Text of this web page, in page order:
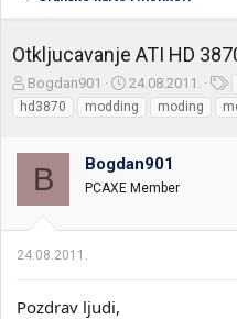
Otkljucavanje ATI HD
Z
a
č
e
Bogdan901
D
a
t
m
p
24.08.2011.
z
n
hd3870
modding moding
B Bogdan901
PCAXE Member
24.08.2011.
Pozdrav ljudi,